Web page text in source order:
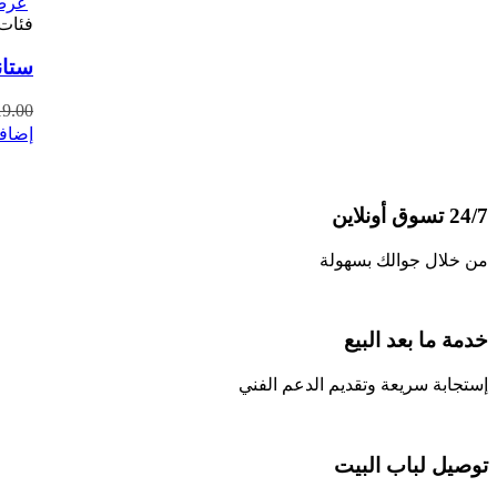
24/7 تسوق أونلاين
من خلال جوالك بسهولة
خدمة ما بعد البيع
إستجابة سريعة وتقديم الدعم الفني
توصيل لباب البيت